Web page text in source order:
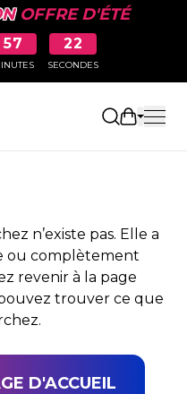
OFFRE D'ÉTÉ
57 22
SECONDES
Ouvrir le
n’existe pas. Elle a
ou complètement
revenir à la page
trouver ce que
D'ACCUEIL